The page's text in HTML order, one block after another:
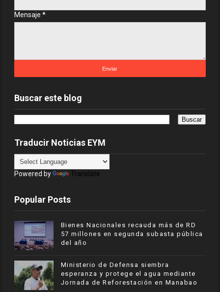
Mensaje *
Buscar este blog
Traducir Noticias EYM
Powered by Translate
Popular Posts
Bienes Nacionales recauda más de RD
57 millones en segunda subasta pública
del año
Ministerio de Defensa siembra
esperanza y protege el agua mediante
Jornada de Reforestación en Manabao